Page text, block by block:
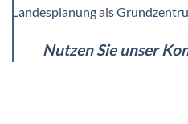
Landesplanung als
Nutzen Sie unser